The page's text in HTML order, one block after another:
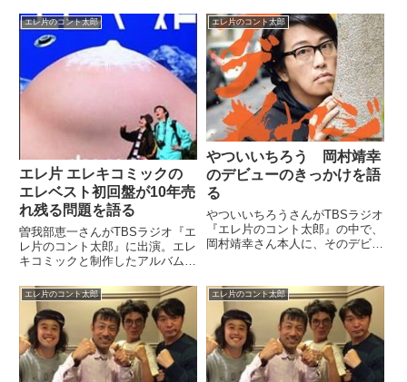
エレ片のコント太郎
エレ片 エレキコミックの
エレベスト初回盤が10年売
れ残る問題を語る
曽我部恵一さんがTBSラジオ『エ
レ片のコント太郎』に出演。エレ
キコミックと制作したアルバム
が発売から10年たってもなお、
初回盤が残っている問題について
話していました。（やついいちろ
う）ほぼほぼだから、このラジ
オ...
エレ片のコント太郎
やついいちろう 岡村靖幸
のデビューのきっかけを語
る
やついいちろうさんがTBSラジオ
『エレ片のコント太郎』の中で、
岡村靖幸さん本人に、そのデビュ
たらスカウトされた」という話を
直接確認した話をしていました。
（やついいちろう）（岡村さん...
エレ片のコント太郎 エレ片のコント太郎